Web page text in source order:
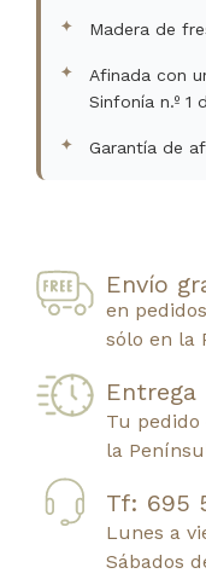
Madera de
Afinada con
Sinfonía n.º 1
Garantía de
Envío
en
sólo en la
Entrega
Tu pedido
la
Tf: 695
Lunes a
Sábados